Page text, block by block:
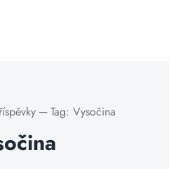
─ Tag: Vysočina